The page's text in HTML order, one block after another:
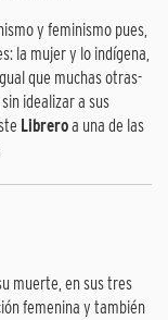
y feminismo pues,
la mujer y lo indígena,
que muchas otras-
idealizar a sus
Libreroa una de las
muerte, en sus tres
femenina y también